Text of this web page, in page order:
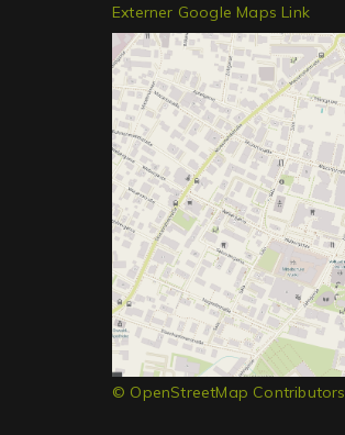
Externer Google Maps Link
© OpenStreetMap Contributors